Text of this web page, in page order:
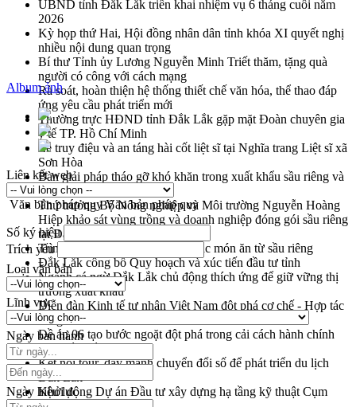
UBND tỉnh Đắk Lắk triển khai nhiệm vụ 6 tháng cuối năm
2026
Kỳ họp thứ Hai, Hội đồng nhân dân tỉnh khóa XI quyết nghị
nhiều nội dung quan trọng
Bí thư Tỉnh ủy Lương Nguyễn Minh Triết thăm, tặng quà
người có công với cách mạng
Rà soát, hoàn thiện hệ thống thiết chế văn hóa, thể thao đáp
ứng yêu cầu phát triển mới
Thường trực HĐND tỉnh Đắk Lắk gặp mặt Đoàn chuyên gia
y tế TP. Hồ Chí Minh
Lễ truy điệu và an táng hài cốt liệt sĩ tại Nghĩa trang Liệt sĩ xã
Sơn Hòa
Bàn giải pháp tháo gỡ khó khăn trong xuất khẩu sầu riêng và
triển khai quy định EUDR
Thứ trưởng Bộ Nông nghiệp và Môi trường Nguyễn Hoàng
Hiệp khảo sát vùng trồng và doanh nghiệp đóng gói sầu riêng
tại Đắk Lắk
Trình diễn nghệ thuật chế biến các món ăn từ sầu riêng
Đắk Lắk công bố Quy hoạch và xúc tiến đầu tư tỉnh
Ngành cá ngừ Đắk Lắk chủ động thích ứng để giữ vững thị
trường xuất khẩu
Diễn đàn Kinh tế tư nhân Việt Nam đột phá cơ chế - Hợp tác
công tư
Đề án 06 tạo bước ngoặt đột phá trong cải cách hành chính
tỉnh Đắk Lắk
Kết nối tour, đẩy mạnh chuyển đổi số để phát triển du lịch
Đắk Lắk
Khởi động Dự án Đầu tư xây dựng hạ tầng kỹ thuật Cụm
Album ảnh
Liên kết web
Văn bản pháp quy Văn bản pháp quy
Số ký hiệu
Trích yếu
Loại văn bản
Lĩnh vực
Ngày ban hành
Ngày hiệu lực